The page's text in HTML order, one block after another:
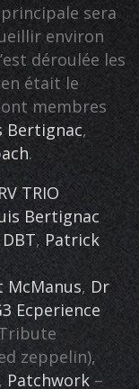
sera
environ
déroulée les
en était le
membres
Bertignac,
.
TRIO
Bertignac
DBT,Patrick
McManus, Dr
Ecperience
zeppelin),
Patchwork–